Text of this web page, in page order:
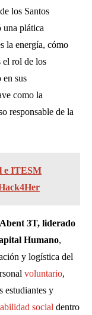
los Santos
plática
la energía, cómo
el rol de los
en sus
como la
responsable de la
e ITESM
Abent 3T, liderado
Humano,
y logística del
voluntario,
estudiantes y
social dentro